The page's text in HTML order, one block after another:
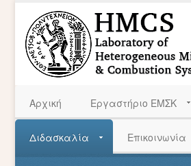
Αρχική Εργαστήριο ΕΜΣΚ
Διδασκαλία Επικοινωνία